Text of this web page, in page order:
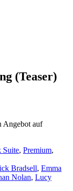
(Teaser)
Angebot auf
Suite, Premium,
Bradsell, Emma
Nolan, Lucy